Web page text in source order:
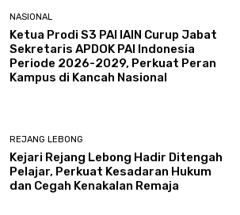
NASIONAL
Ketua Prodi S3 PAI IAIN Curup Jabat
Sekretaris APDOK PAI Indonesia
Periode 2026-2029, Perkuat Peran
Kampus di Kancah Nasional
REJANG LEBONG
Kejari Rejang Lebong Hadir Ditengah
Pelajar, Perkuat Kesadaran Hukum
dan Cegah Kenakalan Remaja